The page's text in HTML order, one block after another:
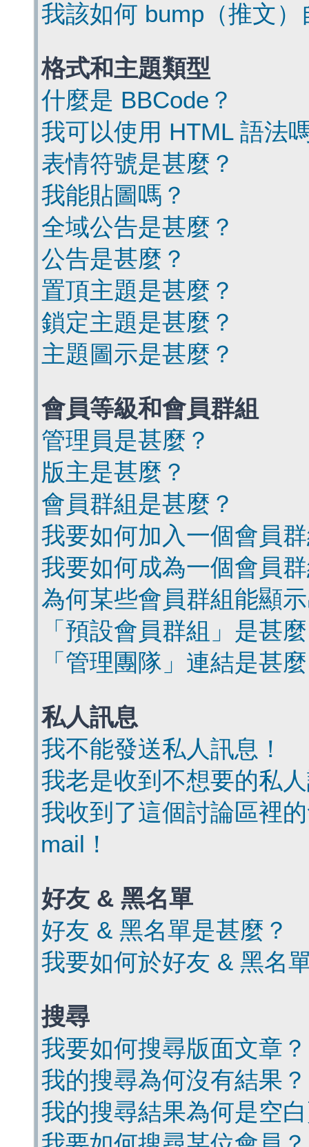
我該如何 bump（推文
格式和主題類型
什麼是 BBCode？
我可以使用 HTML 語法
表情符號是甚麼？
我能貼圖嗎？
全域公告是甚麼？
公告是甚麼？
置頂主題是甚麼？
鎖定主題是甚麼？
主題圖示是甚麼？
會員等級和會員群組
管理員是甚麼？
版主是甚麼？
會員群組是甚麼？
我要如何加入一個會員
我要如何成為一個會員
為何某些會員群組能顯
「預設會員群組」是甚
「管理團隊」連結是甚
私人訊息
我不能發送私人訊息！
我老是收到不想要的私
我收到了這個討論區裡
mail！
好友 & 黑名單
好友 & 黑名單是甚麼？
我要如何於好友 & 黑名
搜尋
我要如何搜尋版面文章？
我的搜尋為何沒有結果？
我的搜尋結果為何是空